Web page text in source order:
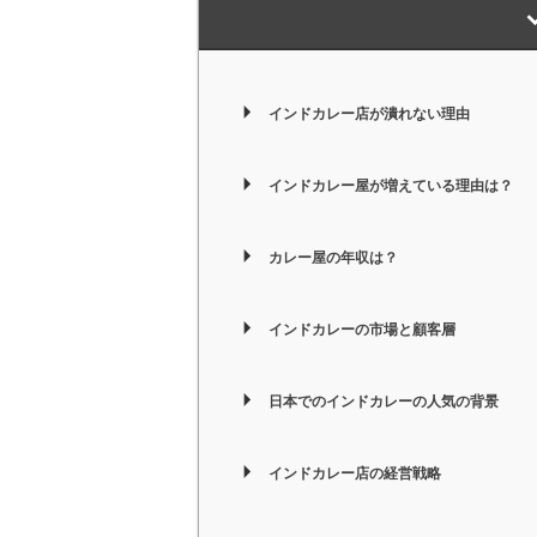
インドカレー店が潰れない理由
インドカレー屋が増えている理由は？
カレー屋の年収は？
インドカレーの市場と顧客層
日本でのインドカレーの人気の背景
インドカレー店の経営戦略